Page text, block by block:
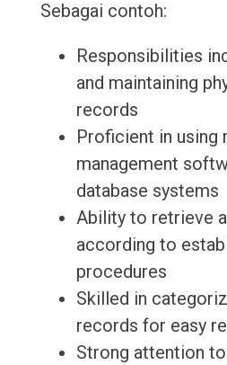
Sebagai contoh:
Responsibilities
and maintaining
records
Proficient in using
management
database systems
Ability to retrieve
according to
procedures
Skilled in
records for easy
Strong attention